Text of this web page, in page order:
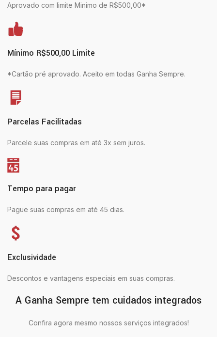
Aprovado com limite Minimo de R$500,00*
Mínimo R$500,00 Limite
*Cartão pré aprovado. Aceito em todas Ganha Sempre.
Parcelas Facilitadas
Parcele suas compras em até 3x sem juros.
Tempo para pagar
Pague suas compras em até 45 dias.
Exclusividade
Descontos e vantagens especiais em suas compras.
A Ganha Sempre tem cuidados integrados
Confira agora mesmo nossos serviços integrados!